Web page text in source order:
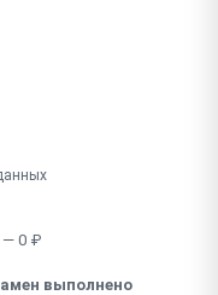
— 0 ₽
выполнено